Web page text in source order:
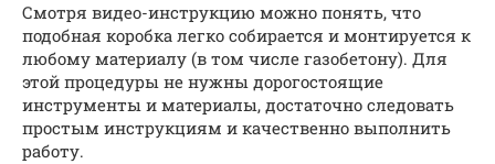
Смотря видео-инструкцию можно понять, что
подобная коробка легко собирается и монтируется к
любому материалу (в том числе газобетону). Для
этой процедуры не нужны дорогостоящие
инструменты и материалы, достаточно следовать
простым инструкциям и качественно выполнить
работу.